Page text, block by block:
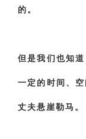
的。
但是我们也知
一定的时间、
丈夫悬崖勒马。